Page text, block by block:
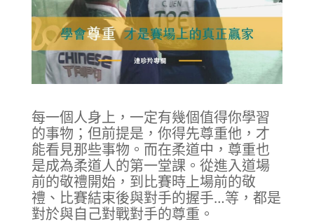
每一個人身上，一定有幾個值得你學習
的事物；但前提是，你得先尊重他，才
能看見那些事物。而在柔道中，尊重也
是成為柔道人的第一堂課。從進入道場
前的敬禮開始，到比賽時上場前的敬
禮、比賽結束後與對手的握手…等，都是
對於與自己對戰對手的尊重。